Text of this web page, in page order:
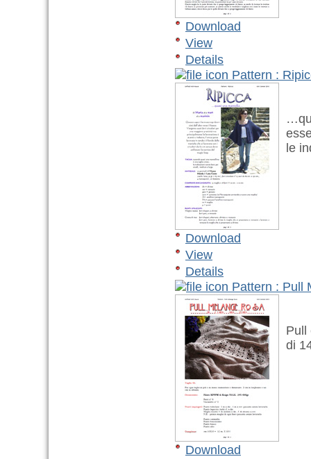
Download
View
Details
Pattern :
le
Download
View
Details
Pattern : Pull
Pull
di
Download